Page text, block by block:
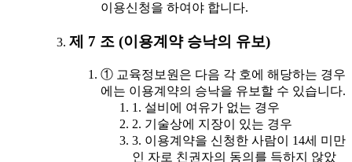
이용신청을 하여야 합니다.
제 7 조 (이용계약 승낙의 유보)
① 교육정보원은 다음 각 호에 해당하는 경우
에는 이용계약의 승낙을 유보할 수 있습니다.
1. 설비에 여유가 없는 경우
2. 기술상에 지장이 있는 경우
3. 이용계약을 신청한 사람이 14세 미만
인 자로 친권자의 동의를 득하지 않았